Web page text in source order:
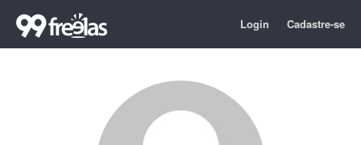
Login Cadastre-se